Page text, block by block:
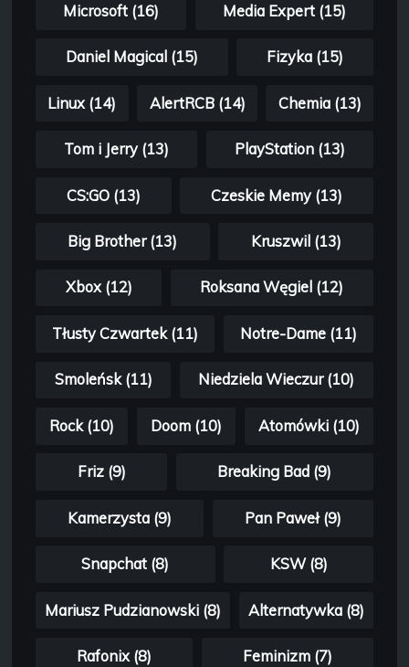
Microsoft (16) Media Expert (15)
Daniel Magical (15) Fizyka (15)
Linux (14) AlertRCB (14) Chemia (13)
Tom i Jerry (13) PlayStation (13)
CS:GO (13) Czeskie Memy (13)
Big Brother (13) Kruszwil (13)
Xbox (12) Roksana Węgiel (12)
Tłusty Czwartek (11) Notre-Dame (11)
Smoleńsk (11) Niedziela Wieczur (10)
Rock (10) Doom (10) Atomówki (10)
Friz (9) Breaking Bad (9)
Kamerzysta (9) Pan Paweł (9)
Snapchat (8) KSW (8)
Mariusz Pudzianowski (8) Alternatywka (8)
Rafonix (8) Feminizm (7)